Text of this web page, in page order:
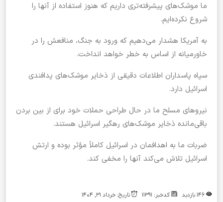
ما موشک‌های پیشرفته‌تری داریم که هنوز استفاده از آنها را
شروع نکرده‌ایم.
به آمریکا هشدار می‌دهیم که ورود به جنگ، منافعش را در
خاورمیانه از اساس به خطر خواهد انداخت.
سپاه پاسداران اطلاعات دقیقی از ذخایر موشک‌های پدافندی
اسرائیل دارد.
نیروهای مسلح ما در حال طراحی حملات خود برای از بین بردن
باقی‌مانده ذخایر موشک‌های رهگیر اسرائیل هستند.
ضربات ما به اهدافمان در اسرائیل کاملاً مؤثر بوده و ارتش
اسرائیل تلاش می‌کند آنها را مخفی کند.
کدخبر: 11391 تاریخ: خرداد 31, 1404